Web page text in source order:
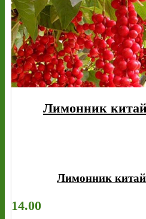
Лимонник
Лимонник
14.00